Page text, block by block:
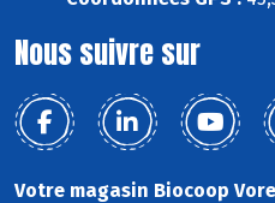
Nous suivre sur
Votre magasin Biocoop